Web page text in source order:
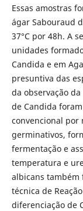
Essas amostras
ágar Sabouraud
37°C por 48h. A
unidades
Candida e em
presuntiva das
da observação
de Candida
convencional por
germinativos,
fermentação e
temperatura e
albicans também
técnica de
diferenciação de